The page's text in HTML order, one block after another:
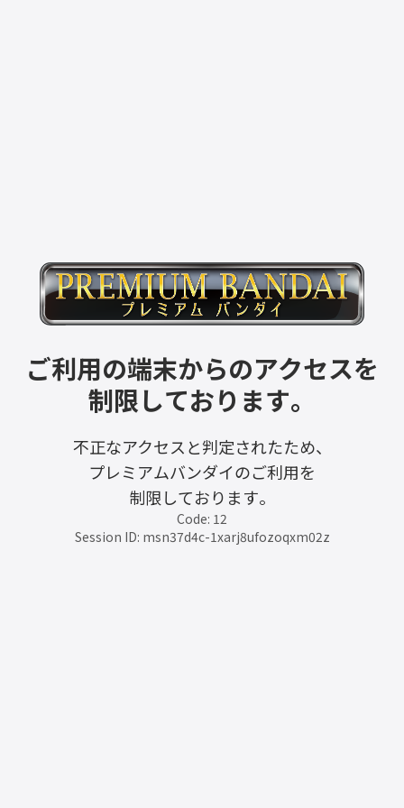
ご利用の端末からのアクセスを
制限しております。
不正なアクセスと判定されたため、
プレミアムバンダイのご利用を
制限しております。
Code: 12
Session ID: msn37d4c-1xarj8ufozoqxm02z